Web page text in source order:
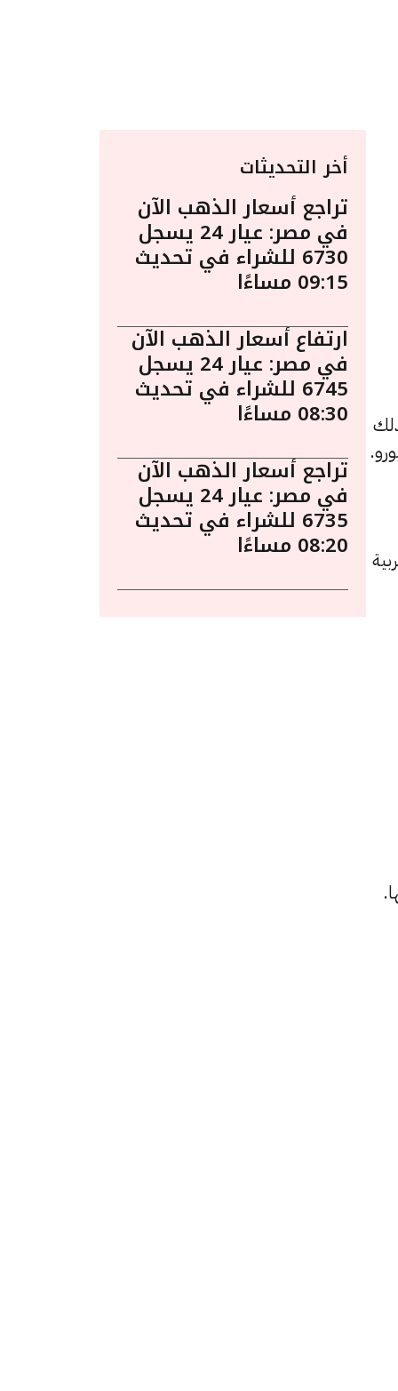
أخر التحديثات
تراجع أسعار الذهب الآن
في مصر: عيار 24 يسجل
6730 للشراء في تحديث
09:15 مساءًا
ارتفاع أسعار الذهب الآن
في مصر: عيار 24 يسجل
6745 للشراء في تحديث
08:30 مساءًا
تراجع أسعار الذهب الآن
في مصر: عيار 24 يسجل
6735 للشراء في تحديث
08:20 مساءًا